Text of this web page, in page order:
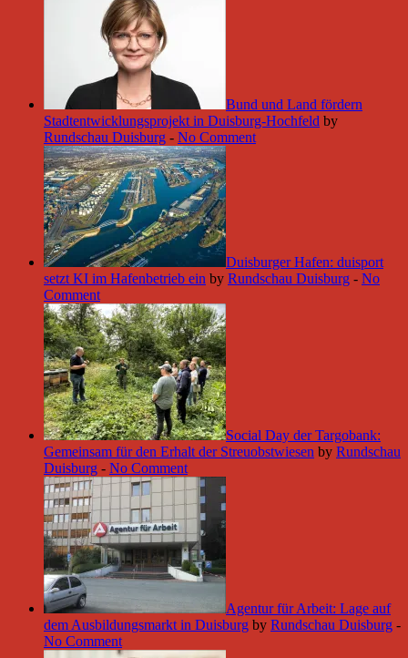
Bund und Land fördern
Stadtentwicklungsprojekt in Duisburg-Hochfeld by
Rundschau Duisburg - No Comment
Duisburger Hafen: duisport
setzt KI im Hafenbetrieb ein by Rundschau Duisburg - No
Comment
Social Day der Targobank:
Gemeinsam für den Erhalt der Streuobstwiesen by Rundschau
Duisburg - No Comment
Agentur für Arbeit: Lage auf
dem Ausbildungsmarkt in Duisburg by Rundschau Duisburg -
No Comment